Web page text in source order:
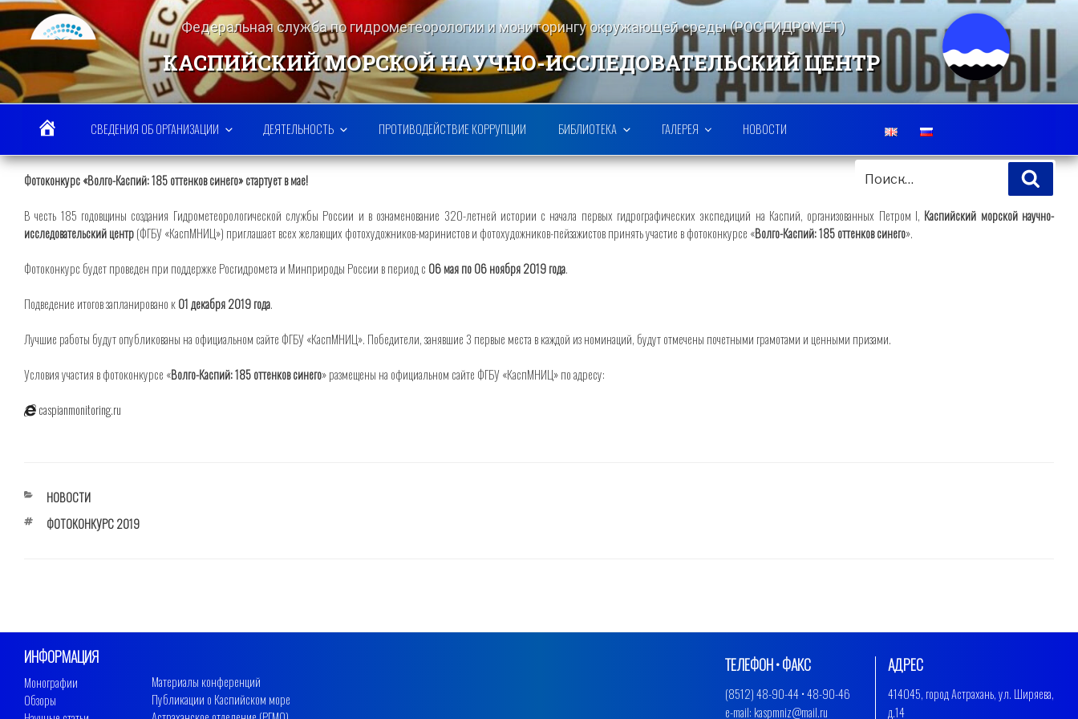
Перейти
содержимому
Федеральная служба по гидрометеорологии и мониторингу окружающей среды (РОСГИДРОМЕТ)
КАСПИЙСКИЙ МОРСКОЙ НАУЧНО-ИССЛЕДОВАТЕЛЬСКИЙ ЦЕНТР
СВЕДЕНИЯ ОБ ОРГАНИЗАЦИИ ДЕЯТЕЛЬНОСТЬ ПРОТИВОДЕЙСТВИЕ КОРРУПЦИИ БИБЛИОТЕКА ГАЛЕРЕЯ НОВОСТИ
ИСКАТЬ:
Фотоконкурс «Волго-Каспий: 185 оттенков синего» стартует в мае!
В честь 185 годовщины создания Гидрометеорологической службы России и в ознаменование 320-летней истории с начала первых гидрографических экспедиций на Каспий, организованных Петром I, Каспийский морской научно-
исследовательский центр(ФГБУ «КаспМНИЦ») приглашает всех желающих фотохудожников-маринистов и фотохудожников-пейзажистов принять участие в фотоконкурсе «Волго-Каспий: 185 оттенков синего».
Фотоконкурс будет проведен при поддержке Росгидромета и Минприроды России в период с 06 мая по 06 ноября 2019 года.
Подведение итогов запланировано к01 декабря 2019 года.
Лучшие работы будут опубликованы на официальном сайте ФГБУ «КаспМНИЦ». Победители, занявшие 3 первые места в каждой из номинаций, будут отмечены почетными грамотами и ценными призами.
Условия участия в фотоконкурсе «Волго-Каспий: 185 оттенков синего» размещены на официальном сайте ФГБУ «КаспМНИЦ» по адресу:
caspianmonitoring.ru
РУБРИКИ
НОВОСТИ
МЕТКИ
ФОТОКОНКУРС 2019
ИНФОРМАЦИЯ
Монографии
Обзоры
Материалы конференций
Публикации о Каспийском море
АДРЕС
414045, город Астрахань, ул. Ширяева,
д.14
ТЕЛЕФОН • ФАКС
(8512) 48-90-44 • 48-90-46
e-mail: kaspmniz@mail.ru